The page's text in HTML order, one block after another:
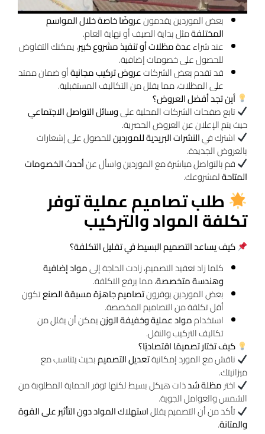
بعض الموردين يقدمونعروضًا خاصة خلال المواسم
المختلفةمثل بداية الصيف أو نهاية العام.
عند شراءعدة مظلات أو تنفيذ مشروع كبير، يمكنك التفاوض
للحصول على خصومات إضافية.
قد تقدم بعض الشركاتعروض تركيب مجانيةأو ضمان ممتد
على المظلات، مما يقلل من التكاليف المستقبلية.
أين تجد أفضل العروض؟
تابع صفحات الشركات المحلية علىوسائل التواصل الاجتماعي
حيث يتم الإعلان عن العروض الحصرية.
اشترك فيالنشرات البريدية للموردينللحصول على إشعارات
بالعروض الجديدة.
قم بالتواصل مباشرة مع الموردين واسأل عنأحدث الخصومات
المتاحةلمشروعك.
طلب تصاميم عملية توفر
تكلفة المواد والتركيب
كيف يساعد التصميم البسيط في تقليل التكلفة؟
كلما زاد تعقيد التصميم، زادت الحاجة إلىمواد إضافية
وهندسة متخصصة، مما يرفع التكلفة.
بعض الموردين يوفرونتصاميم جاهزة مسبقة الصنعتكون
أقل تكلفة من التصاميم المخصصة.
استخداممواد عملية وخفيفة الوزنيمكن أن يقلل من
تكاليف التركيب والنقل.
كيف تختار تصميمًا اقتصاديًا؟
ناقش مع المورد إمكانيةتعديل التصميمبحيث يتناسب مع
ميزانيتك.
اخترمظلة شدذات هيكل بسيط لكنها توفر الحماية المطلوبة من
الشمس والعوامل الجوية.
تأكد من أن التصميم يقللاستهلاك المواد دون التأثير على القوة
والمتانة.